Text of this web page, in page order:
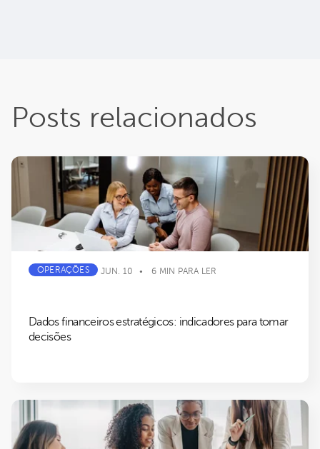
Posts relacionados
OPERAÇÕES JUN. 10 6 MIN PARA LER
Dados financeiros estratégicos: indicadores para tomar
decisões